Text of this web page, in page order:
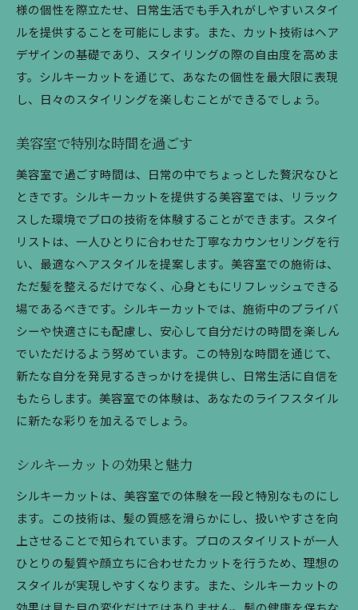
シルキーカットで新たな自分に出会う
美容室でのシルキーカットが自信を引き出す
シルキーカットで日常に変化を
美容室の特別なカット体験
シルキーカットの魅力を実感
美容室で得る新たな魅力
シルキーカットで美容室の特別な時間を
美容室で過ごす特別なひと時
シルキーカットの魅力を楽しむ
プロの技で心からの満足を
美容室で変わる自分を見つける
シルキーカットの効果を体感
美容室で得る新たな自信
様の個性を際立たせ、日常生活でも手入れがしやすいスタイ
ルを提供することを可能にします。また、カット技術はヘア
デザインの基礎であり、スタイリングの際の自由度を高めま
す。シルキーカットを通じて、あなたの個性を最大限に表現
し、日々のスタイリングを楽しむことができるでしょう。
美容室で特別な時間を過ごす
美容室で過ごす時間は、日常の中でちょっとした贅沢なひと
ときです。シルキーカットを提供する美容室では、リラック
スした環境でプロの技術を体験することができます。スタイ
リストは、一人ひとりに合わせた丁寧なカウンセリングを行
い、最適なヘアスタイルを提案します。美容室での施術は、
ただ髪を整えるだけでなく、心身ともにリフレッシュできる
場であるべきです。シルキーカットでは、施術中のプライバ
シーや快適さにも配慮し、安心して自分だけの時間を楽しん
でいただけるよう努めています。この特別な時間を通じて、
新たな自分を発見するきっかけを提供し、日常生活に自信を
もたらします。美容室での体験は、あなたのライフスタイル
に新たな彩りを加えるでしょう。
シルキーカットの効果と魅力
シルキーカットは、美容室での体験を一段と特別なものにし
ます。この技術は、髪の質感を滑らかにし、扱いやすさを向
上させることで知られています。プロのスタイリストが一人
ひとりの髪質や顔立ちに合わせたカットを行うため、理想の
スタイルが実現しやすくなります。また、シルキーカットの